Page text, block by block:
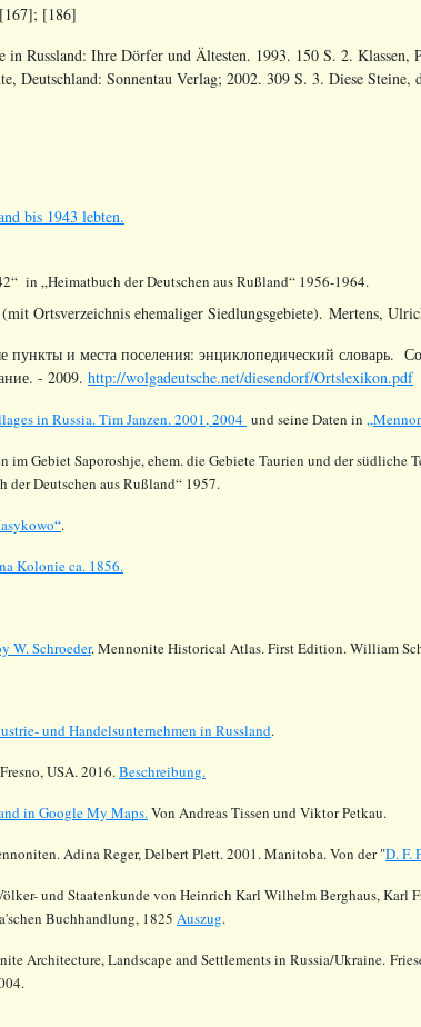
[186]
Russland: Ihre Dörfer und Ältesten. 1993. 150 S. 2. Klassen,
Deutschland: Sonnentau Verlag; 2002. 309 S. 3. Diese
bis 1943 lebten.
in „Heimatbuch der Deutschen ausRußland“ 1956-1964.
(mit Ortsverzeichnis ehemaliger Siedlungsgebiete). Mertens,
пункты и места поселения: энциклопедический словарь.
- 2009. http://wolgadeutsche.net/diesendorf/Ortslexikon.pdf
in Russia.Tim Janzen. 2001, 2004 und seine Daten in
im GebietSaporoshje, ehem. die GebieteTaurien und der südliche
der Deutschen ausRußland“ 1957.
“.
Kolonie ca. 1856.
W. Schroeder. Mennonite Historical Atlas. First Edition. William
und Handelsunternehmen in Russland.
USA. 2016.Beschreibung.
in Google My Maps.Von Andreas Tissen und Viktor Petkau.
Adina Reger, Delbert Plett. 2001. Manitoba. Von der "D. F.
und Staatenkunde von Heinrich Karl Wilhelm Berghaus,
Buchhandlung, 1825 Auszug.
Architecture, Landscape and Settlements in Russia/Ukraine.